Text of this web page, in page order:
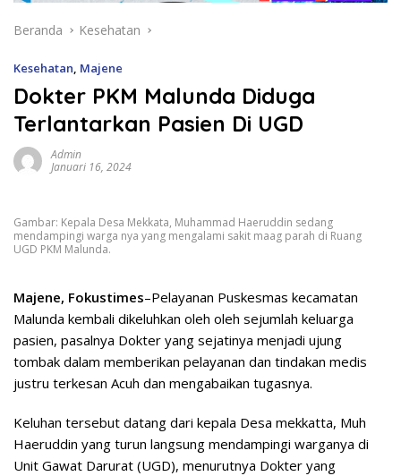
Beranda Kesehatan
Kesehatan Majene
Dokter PKM Malunda Diduga
Terlantarkan Pasien Di UGD
Admin
Januari 16, 2024
Gambar: Kepala Desa Mekkata, Muhammad Haeruddin sedang
mendampingi warga nya yang mengalami sakit maag parah di Ruang
UGD PKM Malunda.
Majene, Fokustimes–Pelayanan Puskesmas kecamatan
Malunda kembali dikeluhkan oleh oleh sejumlah keluarga
pasien, pasalnya Dokter yang sejatinya menjadi ujung
tombak dalam memberikan pelayanan dan tindakan medis
justru terkesan Acuh dan mengabaikan tugasnya.
Keluhan tersebut datang dari kepala Desa mekkatta, Muh
Haeruddin yang turun langsung mendampingi warganya di
Unit Gawat Darurat (UGD), menurutnya Dokter yang